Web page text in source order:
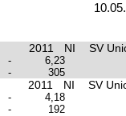
2011 NI SV
-
6,23
- 305
2011 NI SV
-
4,18
- 192